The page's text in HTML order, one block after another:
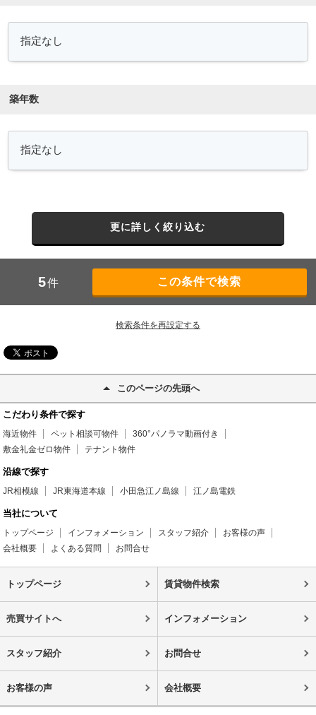
築年数
更に詳しく絞り込む
5件
検索条件を再設定する
このページの先頭へ
こだわり条件で探す
海近物件 ペット相談可物件
360°パノラマ動画付き
敷金礼金ゼロ物件
テナント物件
沿線で探す
JR相模線 JR東海道本線 小田急江ノ島線 江ノ島電鉄
当社について
トップページ インフォメーション スタッフ紹介
お客様の声
会社概要
よくある質問 お問合せ
トップページ 賃貸物件検索
売買サイトへ インフォメーション
スタッフ紹介 お問合せ
お客様の声 会社概要